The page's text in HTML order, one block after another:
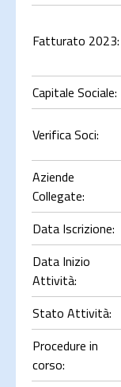
Fatturato 2023:
Capitale Sociale:
Verifica Soci:
Aziende
Collegate:
Data Iscrizione:
Data Inizio
Attività:
Stato Attività:
Procedure in
corso: